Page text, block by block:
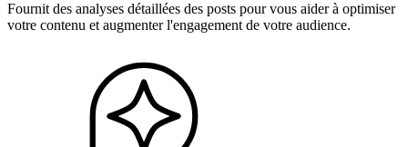
Fournit des analyses détaillées des posts pour vous aider à optimiser
votre contenu et augmenter l'engagement de votre audience.